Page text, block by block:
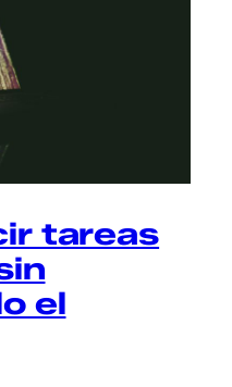
tareas
el